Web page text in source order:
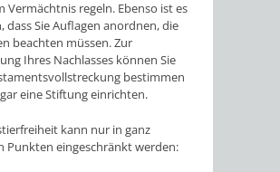
Vermächtnis regeln. Ebenso ist es
dass Sie Auflagen anordnen, die
beachten müssen. Zur
Ihres Nachlasses können Sie
bestimmen
eine Stiftung einrichten.
kann nur in ganz
Punkten eingeschränkt werden: